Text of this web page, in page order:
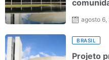
agosto 6,
BRASIL
Projeto